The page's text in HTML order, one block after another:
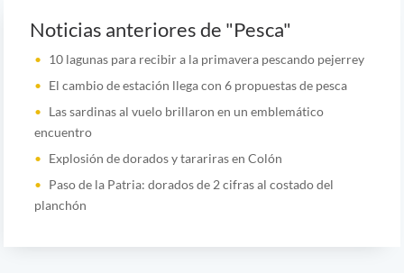
Noticias anteriores de "Pesca"
10 lagunas para recibir a la primavera pescando pejerrey
El cambio de estación llega con 6 propuestas de pesca
Las sardinas al vuelo brillaron en un emblemático
encuentro
Explosión de dorados y tarariras en Colón
Paso de la Patria: dorados de 2 cifras al costado del
planchón